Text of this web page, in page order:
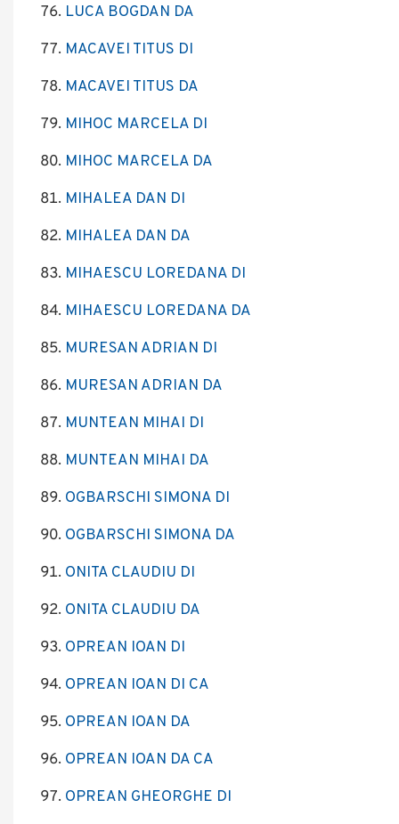
LUCA BOGDAN DA
MACAVEI TITUS DI
MACAVEI TITUS DA
MIHOC MARCELA DI
MIHOC MARCELA DA
MIHALEA DAN DI
MIHALEA DAN DA
MIHAESCU LOREDANA DI
MIHAESCU LOREDANA DA
MURESAN ADRIAN DI
MURESAN ADRIAN DA
MUNTEAN MIHAI DI
MUNTEAN MIHAI DA
OGBARSCHI SIMONA DI
OGBARSCHI SIMONA DA
ONITA CLAUDIU DI
ONITA CLAUDIU DA
OPREAN IOAN DI
OPREAN IOAN DI CA
OPREAN IOAN DA
OPREAN IOAN DA CA
OPREAN GHEORGHE DI